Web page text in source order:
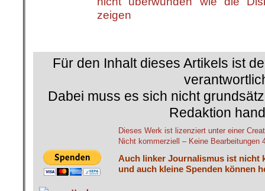
zeigen
Für den Inhalt dieses Artikels ist
Dabei muss es sich nicht
Redaktion
Dieses Werk ist lizenziert unter einer
Nicht kommerziell – Keine Bearbeitungen
Auch linker Journalismus ist nicht
und auch kleine Spenden können